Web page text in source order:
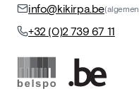
info@kikirpa.be
+32 (0)2 739 67 11